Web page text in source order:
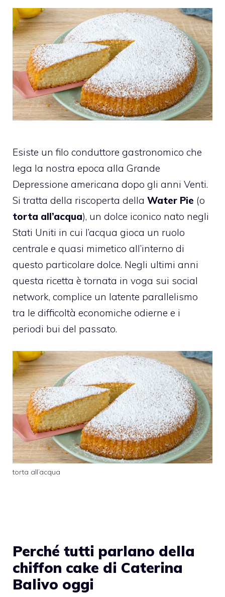
Esiste un filo conduttore gastronomico che
lega la nostra epoca alla Grande
Depressione americana dopo gli anni Venti.
Si tratta della riscoperta della Water Pie (o
torta all’acqua), un dolce iconico nato negli
Stati Uniti in cui l’acqua gioca un ruolo
centrale e quasi mimetico all’interno di
questo particolare dolce. Negli ultimi anni
questa ricetta è tornata in voga sui social
network, complice un latente parallelismo
tra le difficoltà economiche odierne e i
periodi bui del passato.
torta all’acqua
Perché tutti parlano della
chiffon cake di Caterina
Balivo oggi